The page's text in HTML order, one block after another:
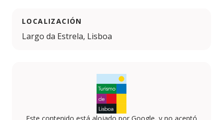
LOCALIZACIÓN
Largo da Estrela, Lisboa